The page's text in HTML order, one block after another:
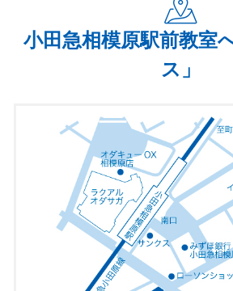
目的をもって学習し、成績を上げ、希望
うに、サポートを徹底してまいります。
従来の1対1/1対2個別指導に加え、
いった幅広いコンテンツの中から最適な
講師・教室と一丸となって皆様の成績
ますので、よろしくお願いいたします。
===============================
21世紀に入り、4半世紀が過ぎようとし
20年前には想像もしなかったコトが、
になっています。
小田急相模原駅前教室
ス」